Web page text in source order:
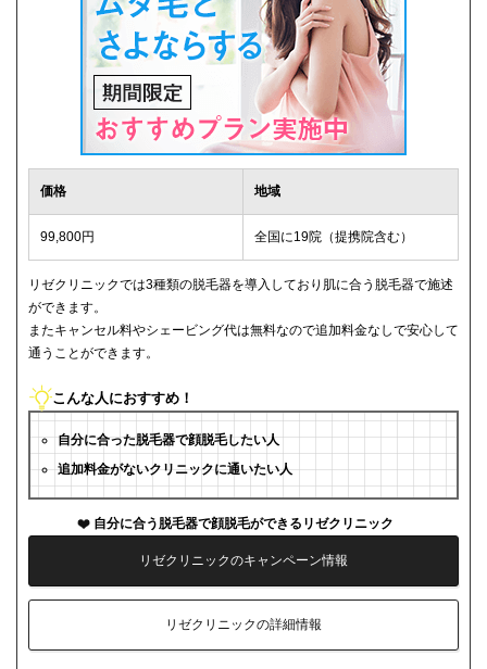
価格 地域
99,800円 全国に19院（提携院含む）
リゼクリニックでは3種類の脱毛器を導入しており肌に合う脱毛器で施述
ができます。
またキャンセル料やシェービング代は無料なので追加料金なしで安心して
通うことができます。
こんな人におすすめ！
自分に合った脱毛器で顔脱毛したい人
追加料金がないクリニックに通いたい人
自分に合う脱毛器で顔脱毛ができるリゼクリニック
リゼクリニックのキャンペーン情報
リゼクリニックの詳細情報